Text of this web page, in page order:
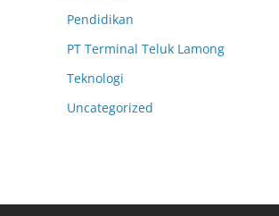
Pendidikan
PT Terminal Teluk Lamong
Teknologi
Uncategorized